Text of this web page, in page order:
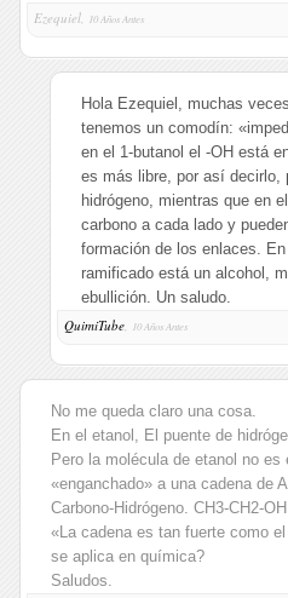
Ezequiel,
10 Años Antes
Hola Ezequiel, muchas
tenemos un comodín:
en el 1-butanol el -OH está
es más libre, por así decirlo,
hidrógeno, mientras que en
carbono a cada lado y
formación de los enlaces.
ramificado está un alcohol,
ebullición. Un saludo.
QuimiTube, 10 Años Antes
No me queda claro una cosa.
En el etanol, El puente de
Pero la molécula de etanol no
«enganchado» a una cadena de
Carbono-Hidrógeno. CH3-CH2-OH
«La cadena es tan fuerte como
se aplica en química?
Saludos.